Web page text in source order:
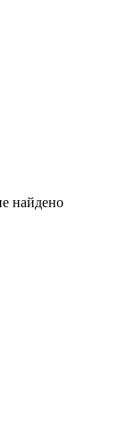
найдено